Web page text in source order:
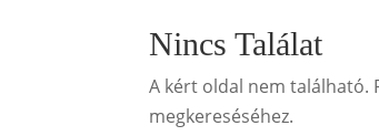
Nincs Találat
A kért oldal nem található.
megkereséséhez.